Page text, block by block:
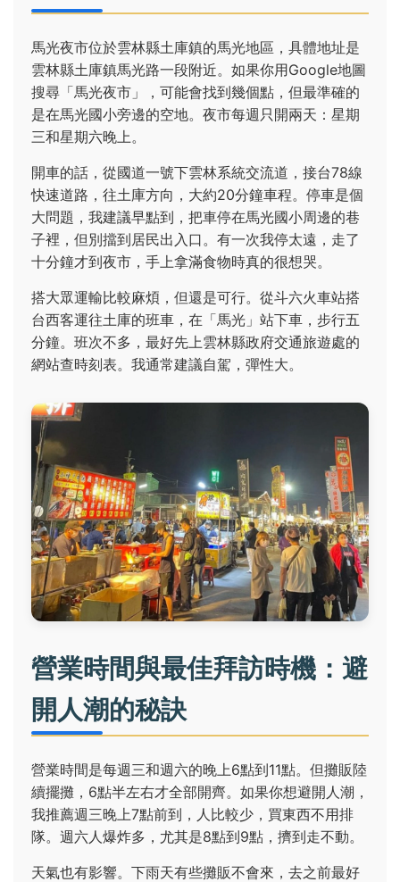
馬光夜市位於雲林縣土庫鎮的馬光地區，具體地址是
雲林縣土庫鎮馬光路一段附近。如果你用Google地圖
搜尋「馬光夜市」，可能會找到幾個點，但最準確的
是在馬光國小旁邊的空地。夜市每週只開兩天：星期
三和星期六晚上。
開車的話，從國道一號下雲林系統交流道，接台78線
快速道路，往土庫方向，大約20分鐘車程。停車是個
大問題，我建議早點到，把車停在馬光國小周邊的巷
子裡，但別擋到居民出入口。有一次我停太遠，走了
十分鐘才到夜市，手上拿滿食物時真的很想哭。
搭大眾運輸比較麻煩，但還是可行。從斗六火車站搭
台西客運往土庫的班車，在「馬光」站下車，步行五
分鐘。班次不多，最好先上雲林縣政府交通旅遊處的
網站查時刻表。我通常建議自駕，彈性大。
營業時間與最佳拜訪時機：避
開人潮的秘訣
營業時間是每週三和週六的晚上6點到11點。但攤販陸
續擺攤，6點半左右才全部開齊。如果你想避開人潮，
我推薦週三晚上7點前到，人比較少，買東西不用排
隊。週六人爆炸多，尤其是8點到9點，擠到走不動。
天氣也有影響。下雨天有些攤販不會來，去之前最好